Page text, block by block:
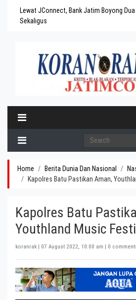
Lewat JConnect, Bank Jatim Boyong
Sekaligus
Home Berita Dunia Dan Nasional
Kapolres Batu Pastikan Aman,
Kapolres Batu
Youthland Music
koranrak | 07 August 2022, 10:00 am | 0